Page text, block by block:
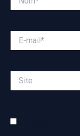
mail*